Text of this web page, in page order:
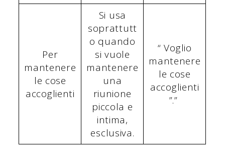
Per
mantenere
le cose
accoglienti
Si usa
soprattutt
o quando
si vuole
mantenere
una
riunione
piccola e
intima,
esclusiva.
“ Voglio
mantenere
le cose
accoglienti
”.”